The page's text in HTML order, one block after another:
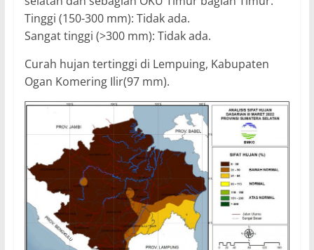
Tinggi (150-300 mm): Tidak ada.
Sangat tinggi (>300 mm): Tidak ada.
Curah hujan tertinggi di Lempuing, Kabupaten
Ogan Komering Ilir(97 mm).